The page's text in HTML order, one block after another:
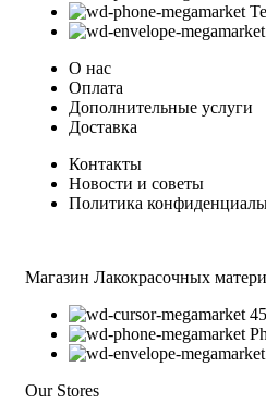
О нас
Оплата
Дополнительные услуги
Доставка
Контакты
Новости и советы
Политика
Магазин Лакокрасочных
Our Stores